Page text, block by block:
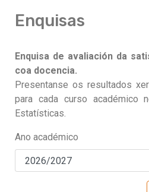
Enquisas
Enquisa de avaliación da
coa docencia.
Presentanse os resultados
para cada curso académico
Estatísticas.
Ano académico